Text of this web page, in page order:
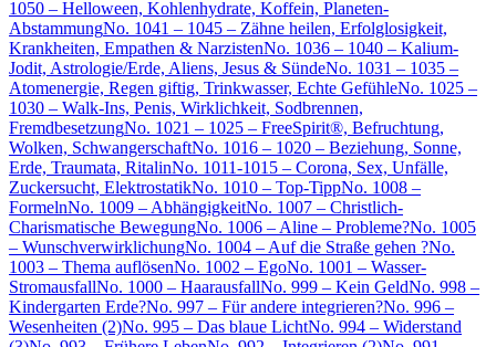
1050 – Helloween, Kohlenhydrate, Koffein, Planeten-
AbstammungNo. 1041 – 1045 – Zähne heilen, Erfolglosigkeit,
Krankheiten, Empathen & NarzistenNo. 1036 – 1040 – Kalium-
Jodit, Astrologie/Erde, Aliens, Jesus & SündeNo. 1031 – 1035 –
Atomenergie, Regen giftig, Trinkwasser, Echte GefühleNo. 1025 –
1030 – Walk-Ins, Penis, Wirklichkeit, Sodbrennen,
FremdbesetzungNo. 1021 – 1025 – FreeSpirit®, Befruchtung,
Wolken, SchwangerschaftNo. 1016 – 1020 – Beziehung, Sonne,
Erde, Traumata, RitalinNo. 1011-1015 – Corona, Sex, Unfälle,
Zuckersucht, ElektrostatikNo. 1010 – Top-TippNo. 1008 –
FormelnNo. 1009 – AbhängigkeitNo. 1007 – Christlich-
Charismatische BewegungNo. 1006 – Aline – Probleme?No. 1005
– WunschverwirklichungNo. 1004 – Auf die Straße gehen ?No.
1003 – Thema auflösenNo. 1002 – EgoNo. 1001 – Wasser-
StromausfallNo. 1000 – HaarausfallNo. 999 – Kein GeldNo. 998 –
Kindergarten Erde?No. 997 – Für andere integrieren?No. 996 –
Wesenheiten (2)No. 995 – Das blaue LichtNo. 994 – Widerstand